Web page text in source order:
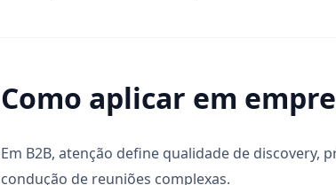
Como aplicar em
Em B2B, atenção define qualidade de discovery,
condução de reuniões complexas.